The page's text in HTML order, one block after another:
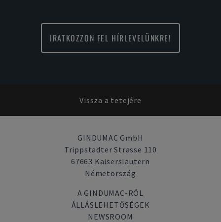
IRATKOZZON FEL HÍRLEVELÜNKRE!
Vissza a tetejére
GINDUMAC GmbH
Trippstadter Strasse 110
67663 Kaiserslautern
Németország
A GINDUMAC-RÓL
ÁLLÁSLEHETŐSÉGEK
NEWSROOM